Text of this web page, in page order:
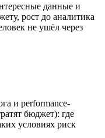
данные и
рост до аналитика
не ушёл через
и performance-
бюджет): где
условиях риск